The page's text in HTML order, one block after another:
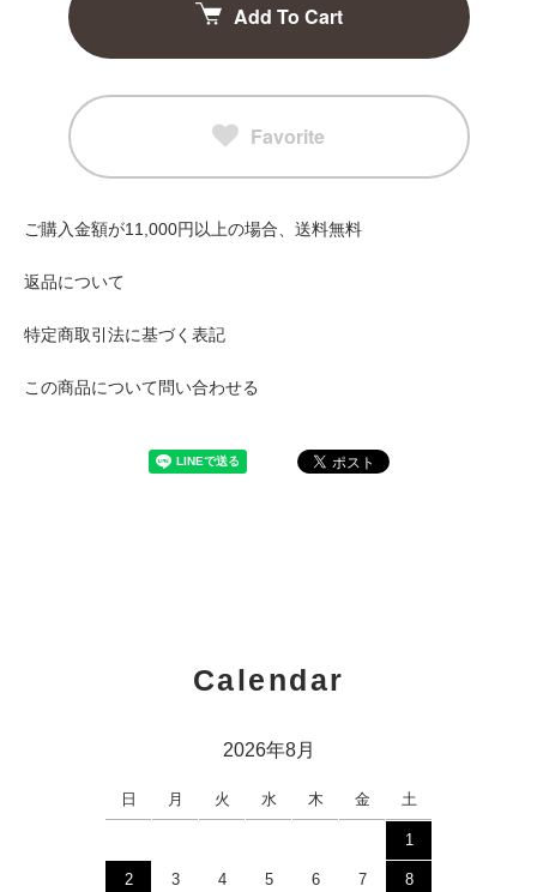
Add To Cart
Favorite
ご購入金額が11,000円以上の場合、送料無料
返品について
特定商取引法に基づく表記
この商品について問い合わせる
Calendar
2026年8月
日 月 火 水 木 金 土
1
2 3 4 5 6 7 8